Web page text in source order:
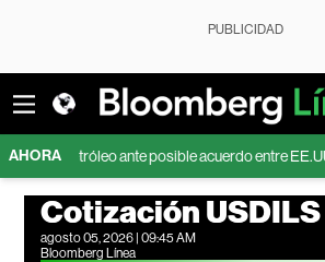
PUBLICIDAD
AHORA
petróleo ante posible acuerdo entre EE.UU. e Irán
Cotización USDILS
agosto 05, 2026 | 09:45 AM
Bloomberg Línea